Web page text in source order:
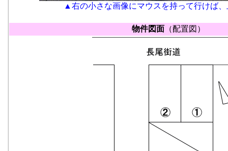
▲右の小さな画像にマウスを持って行けば
物件図面 （配置図）